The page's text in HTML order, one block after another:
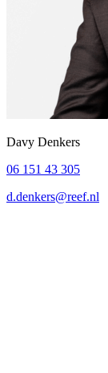
Davy Denkers
06 151 43 305
d.denkers@reef.nl